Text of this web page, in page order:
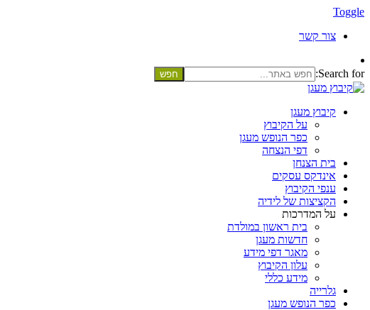
Toggle
צור קשר
Search for:
קיבוץ מעגן
על הקיבוץ
כפר הנופש מעגן
דפי הנצחה
בית הצנחן
אינדקס עסקים
ענפי הקיבוץ
הקציצות של לידיה
על המדרכות
בית ראשון במולדת
חדשות מעגן
מאגר דפי מידע
עלון הקיבוץ
מידע כללי
גלרייה
כפר הנופש מעגן